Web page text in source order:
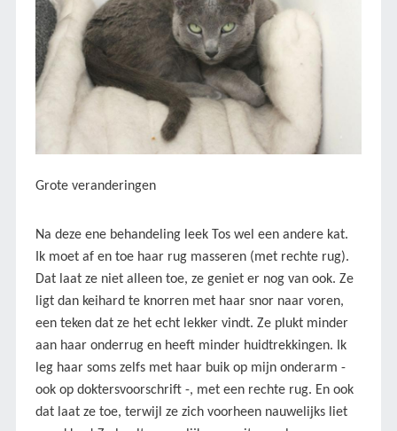
Grote veranderingen
Na deze ene behandeling leek Tos wel een andere kat.
Ik moet af en toe haar rug masseren (met rechte rug).
Dat laat ze niet alleen toe, ze geniet er nog van ook. Ze
ligt dan keihard te knorren met haar snor naar voren,
een teken dat ze het echt lekker vindt. Ze plukt minder
aan haar onderrug en heeft minder huidtrekkingen. Ik
leg haar soms zelfs met haar buik op mijn onderarm -
ook op doktersvoorschrift -, met een rechte rug. En ook
dat laat ze toe, terwijl ze zich voorheen nauwelijks liet